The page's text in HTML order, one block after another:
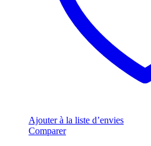
Ajouter à la liste d’envies
Comparer